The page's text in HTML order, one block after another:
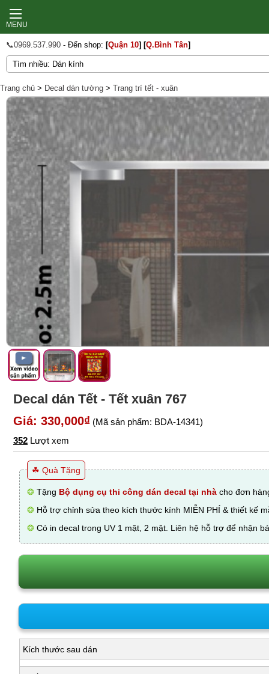
MENU
📞0969.537.990 - Đến shop: [Quận 10] [Q.Bình Tân]
Trang chủ > Decal dán tường > Trang trí tết - xuân
Decal dán Tết - Tết xuân 767
Giá: 330,000₫ (Mã sản phẩm: BDA-14341)
352 Lượt xem
☘ Quà Tặng
❂ Tặng Bộ dụng cụ thi công dán decal tại nhà cho đơn
❂ Hỗ trợ chỉnh sửa theo kích thước kính MIỄN PHÍ & thiết kế
❂ Có in decal trong UV 1 mặt, 2 mặt. Liên hệ hỗ trợ để nhận
Kích thước sau dán